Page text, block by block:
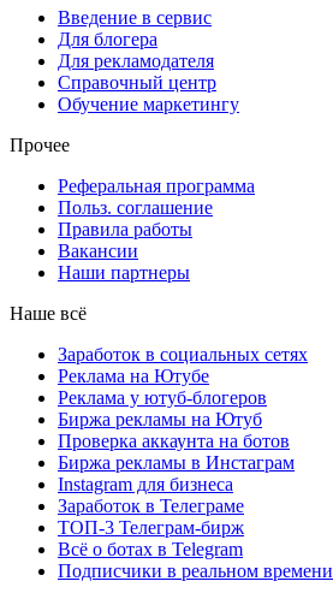
Введение в сервис
Для блогера
Для рекламодателя
Справочный центр
Обучение маркетингу
Прочее
Реферальная программа
Польз. соглашение
Правила работы
Вакансии
Наши партнеры
Наше всё
Заработок в социальных сетях
Реклама на Ютубе
Реклама у ютуб-блогеров
Биржа рекламы на Ютуб
Проверка аккаунта на ботов
Биржа рекламы в Инстаграм
Instagram для бизнеса
Заработок в Телеграме
ТОП-3 Телеграм-бирж
Всё о ботах в Telegram
Подписчики в реальном времени